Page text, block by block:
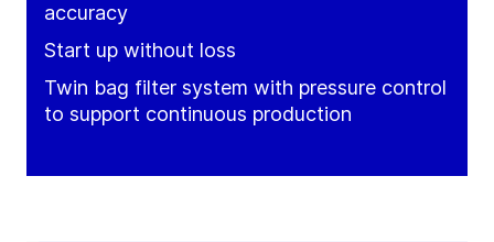
accuracy
Start up without loss
Twin bag filter system with pressure control
to support continuous production